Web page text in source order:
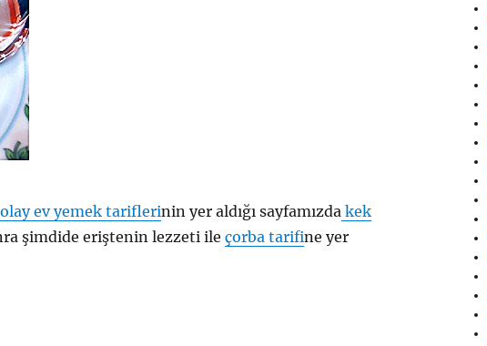
ev yemek tariflerinin yer aldığı sayfamızdakek
şimdide eriştenin lezzeti ile çorba tarifine yer